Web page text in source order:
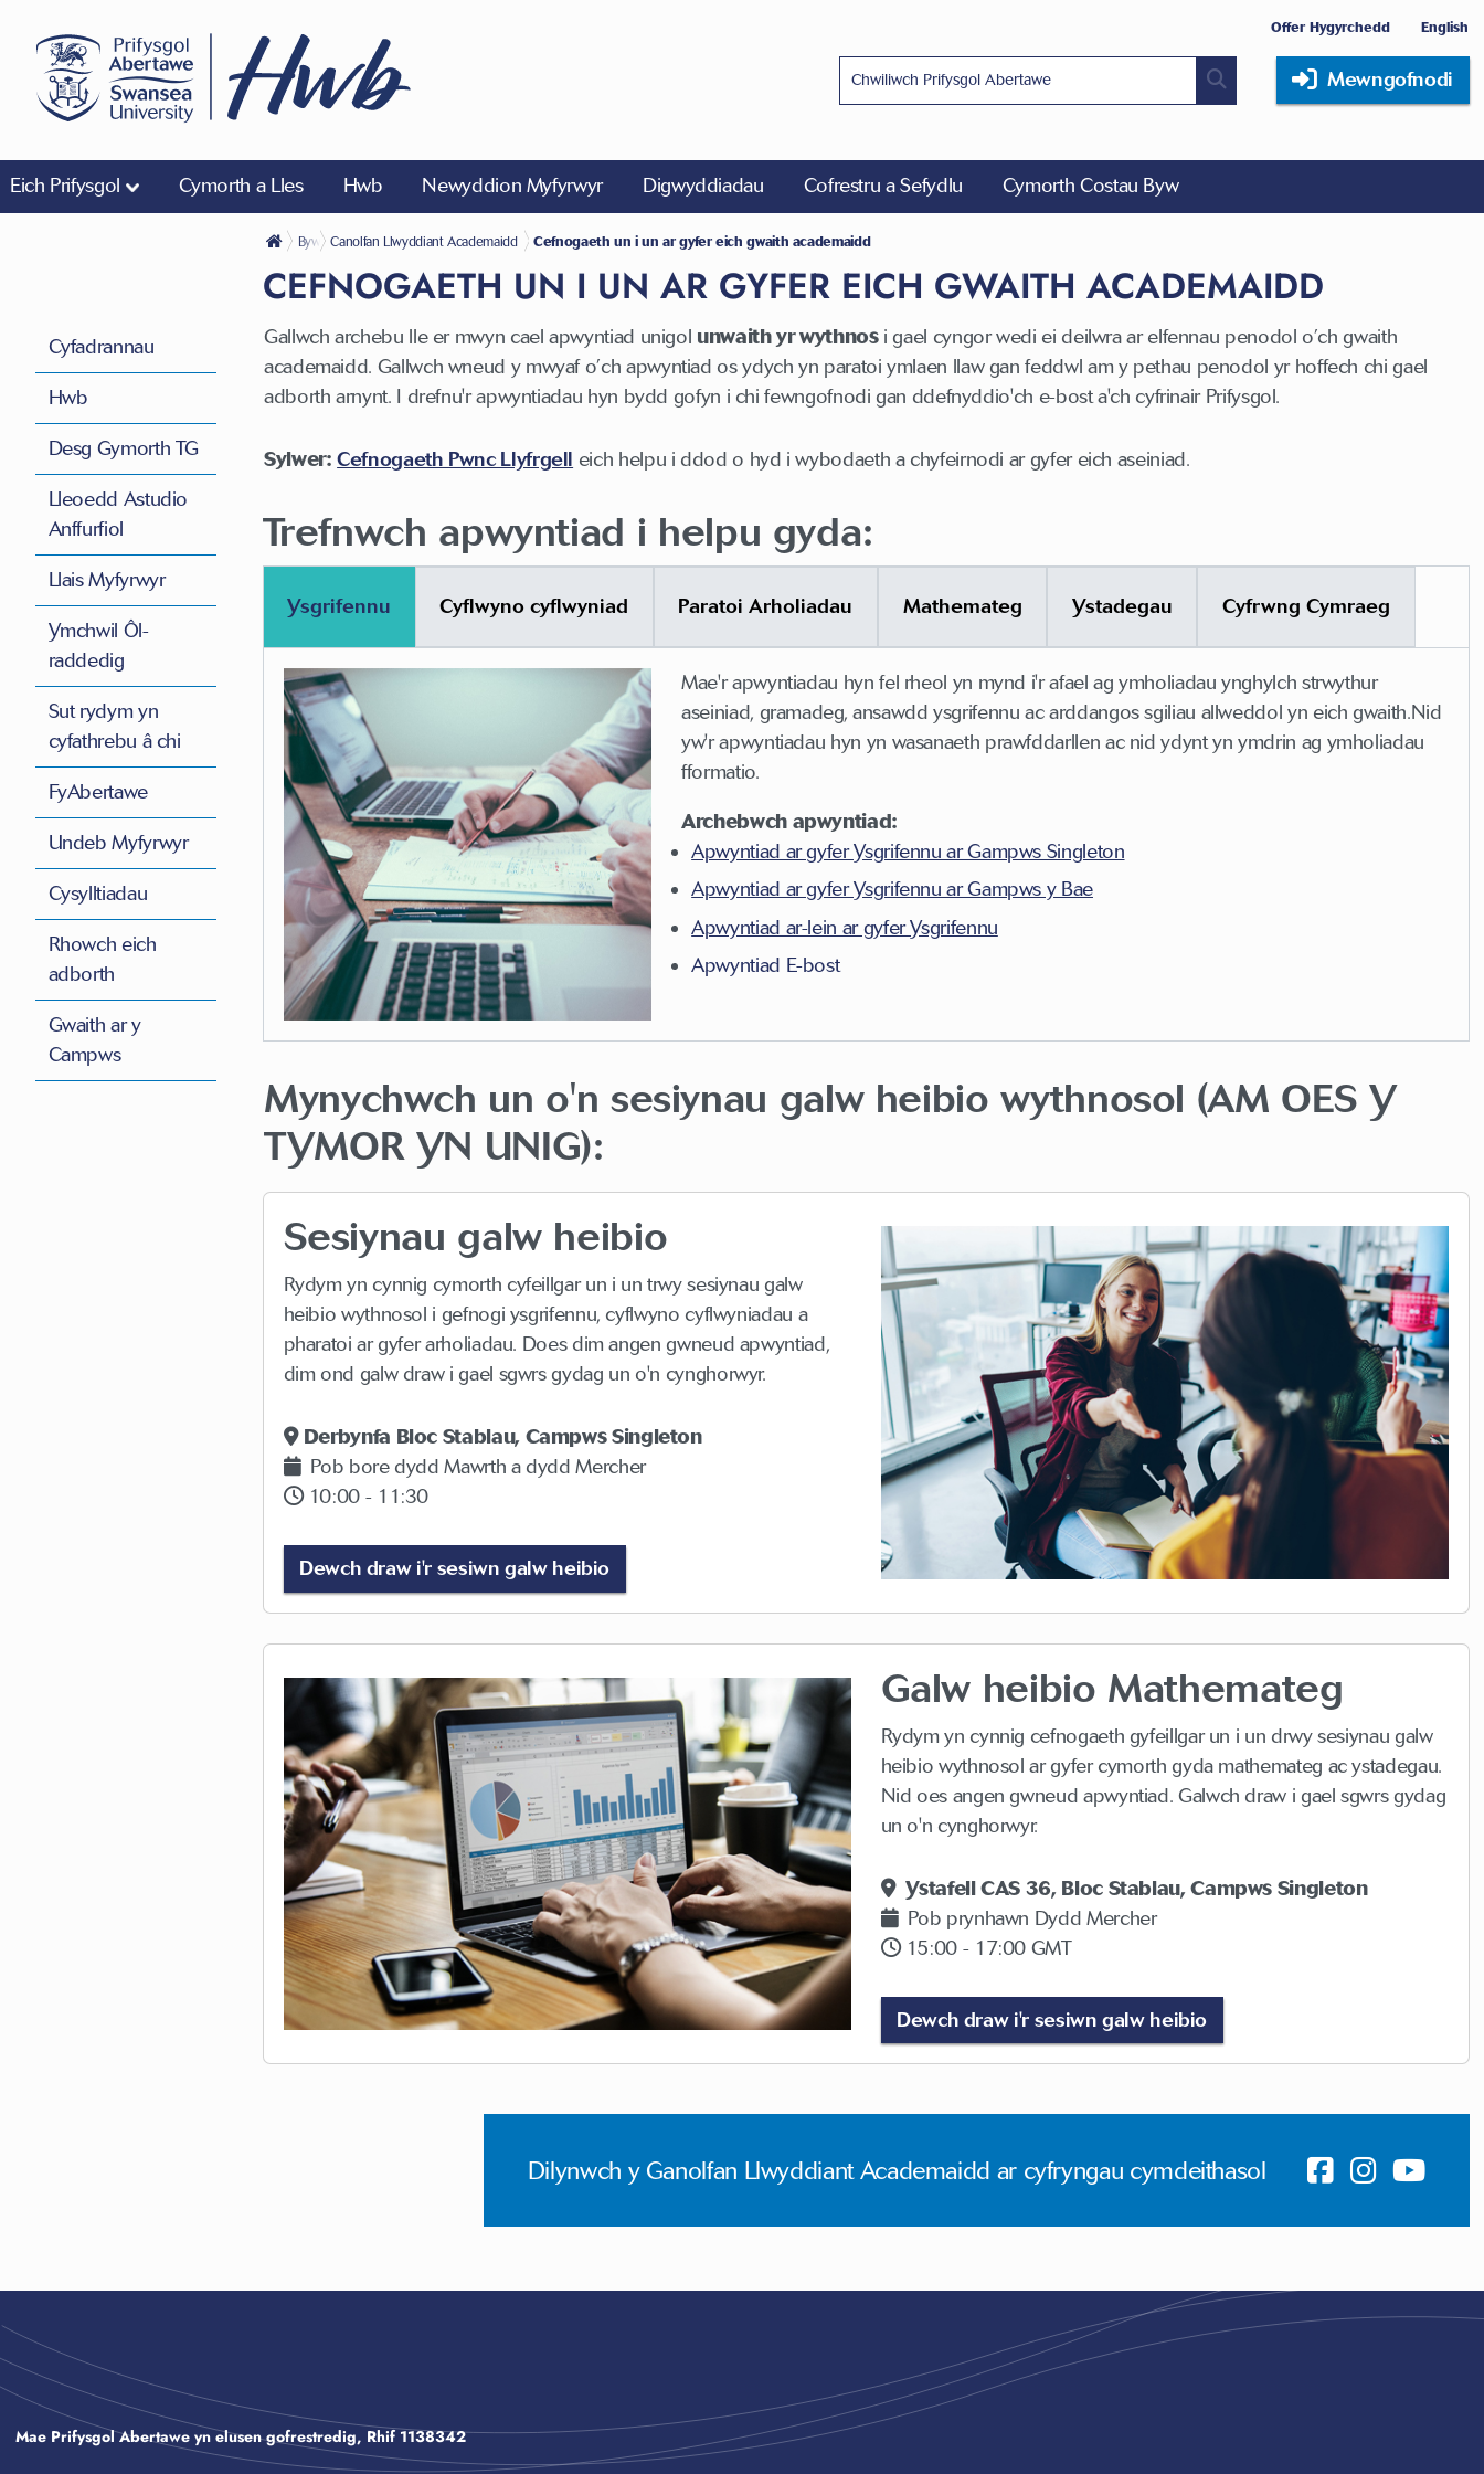
Offer Hygyrchedd English
Mewngofnodi
Eich Prifysgol Cymorth a Lles Hwb Newyddion Myfyrwyr Digwyddiadau Cofrestru a Sefydlu Cymorth Costau Byw
Bywyd Academaidd
Canolfan Llwyddiant Academaidd Cefnogaeth un i un ar gyfer eich gwaith academaidd
CEFNOGAETH UN I UN AR GYFER EICH GWAITH ACADEMAIDD
Gallwch archebu lle er mwyn cael apwyntiad unigol unwaith yr wythnosi gael cyngor wedi ei deilwra ar elfennau penodol o’ch gwaith
academaidd. Gallwch wneud y mwyaf o’ch apwyntiad os ydych yn paratoi ymlaen llaw gan feddwl am y pethau penodol yr hoffech chi gael
adborth arnynt. I drefnu'r apwyntiadau hyn bydd gofyn i chi fewngofnodi gan ddefnyddio'ch e-bost a'ch cyfrinair Prifysgol.
Sylwer: Cefnogaeth Pwnc Llyfrgell eich helpu i ddod o hyd i wybodaeth a chyfeirnodi ar gyfer eich aseiniad.
Trefnwch apwyntiad i helpu gyda:
Ysgrifennu Cyflwyno cyflwyniad Paratoi Arholiadau Mathemateg Ystadegau Cyfrwng Cymraeg
Mae'r apwyntiadau hyn fel rheol yn mynd i'r afael ag ymholiadau ynghylch strwythur
aseiniad, gramadeg, ansawdd ysgrifennu ac arddangos sgiliau allweddol yn eich gwaith.Nid
yw'r apwyntiadau hyn yn wasanaeth prawfddarllen ac nid ydynt yn ymdrin ag ymholiadau
fformatio.
Archebwch apwyntiad:
Apwyntiad ar gyfer Ysgrifennu ar Gampws Singleton
Apwyntiad ar gyfer Ysgrifennu ar Gampws y Bae
Apwyntiad ar-lein ar gyfer Ysgrifennu
Apwyntiad E-bost
Mynychwch un o'n sesiynau galw heibio wythnosol (AM OES Y
TYMOR YN UNIG):
Sesiynau galw heibio
Rydym yn cynnig cymorth cyfeillgar un i un trwy sesiynau galw
heibio wythnosol i gefnogi ysgrifennu, cyflwyno cyflwyniadau a
pharatoi ar gyfer arholiadau. Does dim angen gwneud apwyntiad,
dim ond galw draw i gael sgwrs gydag un o'n cynghorwyr.
Derbynfa Bloc Stablau, Campws Singleton
Pob bore dydd Mawrth a dydd Mercher
10:00 - 11:30
Dewch draw i'r sesiwn galw heibio
Galw heibio Mathemateg
Rydym yn cynnig cefnogaeth gyfeillgar un i un drwy sesiynau galw
heibio wythnosol ar gyfer cymorth gyda mathemateg ac ystadegau.
Nid oes angen gwneud apwyntiad. Galwch draw i gael sgwrs gydag
un o'n cynghorwyr.
Ystafell CAS 36, Bloc Stablau, Campws Singleton
Pob prynhawn Dydd Mercher
15:00 - 17:00 GMT
Dewch draw i'r sesiwn galw heibio
Dilynwch y Ganolfan Llwyddiant Academaidd ar cyfryngau cymdeithasol
Cyfadrannau
Hwb
Desg Gymorth TG
Lleoedd Astudio
Anffurfiol
Llais Myfyrwyr
Ymchwil Ôl-
raddedig
Sut rydym yn
cyfathrebu â chi
FyAbertawe
Undeb Myfyrwyr
Cysylltiadau
Rhowch eich
adborth
Gwaith ar y
Campws
Mae Prifysgol Abertawe yn elusen gofrestredig, Rhif 1138342